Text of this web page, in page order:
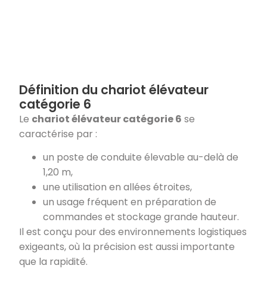
Définition du chariot élévateur
catégorie 6
Le chariot élévateur catégorie 6 se
caractérise par :
un poste de conduite élevable au-delà de
1,20 m,
une utilisation en allées étroites,
un usage fréquent en préparation de
commandes et stockage grande hauteur.
Il est conçu pour des environnements logistiques
exigeants, où la précision est aussi importante
que la rapidité.